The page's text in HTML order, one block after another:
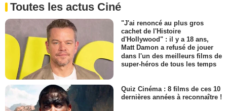
Toutes les actus Ciné
"J'ai renoncé au plus gros
cachet de l'Histoire
d'Hollywood" : il y a 18 ans,
Matt Damon a refusé de jouer
dans l'un des meilleurs films de
super-héros de tous les temps
Quiz Cinéma : 8 films de ces 10
dernières années à reconnaître !